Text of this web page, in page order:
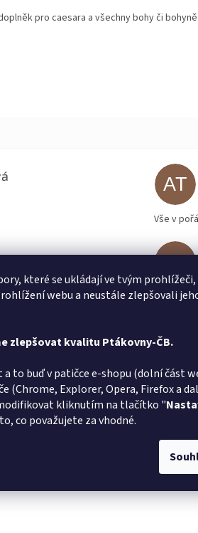
které se ukládají ve tvým prohlížeči,
webu a neustále zlepšovali
zlepšovat kvalitu Ptákovny-ČB.
to buď v patičce e-shopu (dolní část
(Chrome, Explorer, Opera, Firefox a
kliknutím na tlačítko "
co považujete za vhodné.
pro caesara a všechny bohy či bohyně.
5 z 5 hvězdiček. AT
Vše v
L
Velmi